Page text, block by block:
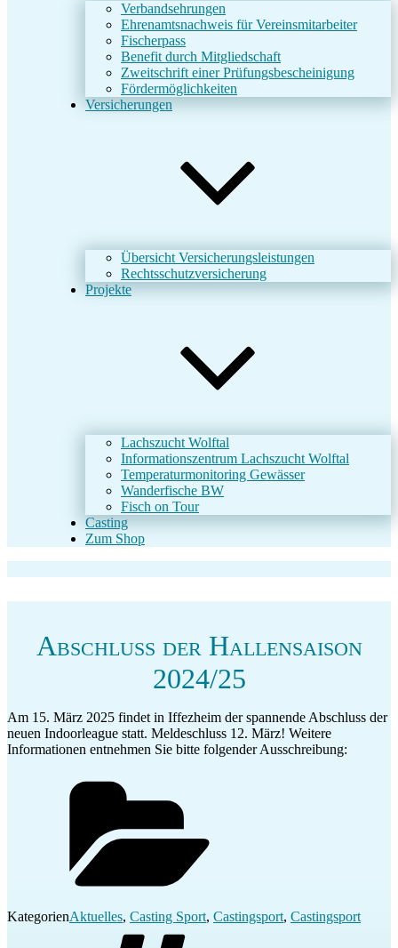
Verbandsehrungen
Ehrenamtsnachweis für Vereinsmitarbeiter
Fischerpass
Benefit durch Mitgliedschaft
Zweitschrift einer Prüfungsbescheinigung
Fördermöglichkeiten
Versicherungen
Übersicht Versicherungsleistungen
Rechtsschutzversicherung
Projekte
Lachszucht Wolftal
Informationszentrum Lachszucht Wolftal
Temperaturmonitoring Gewässer
Wanderfische BW
Fisch on Tour
Casting
Zum Shop
Abschluss der Hallensaison
2024/25
Am 15. März 2025 findet in Iffezheim der spannende Abschluss der
neuen Indoorleague statt. Meldeschluss 12. März! Weitere
Informationen entnehmen Sie bitte folgender Ausschreibung:
KategorienAktuelles, Casting Sport, Castingsport, Castingsport